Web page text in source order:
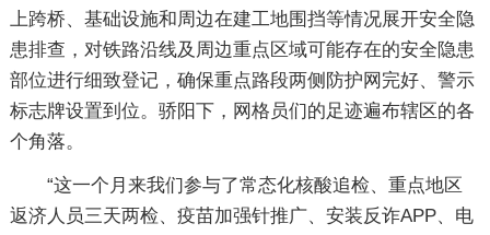
上跨桥、基础设施和周边在建工地围挡等情况展开安全隐
患排查，对铁路沿线及周边重点区域可能存在的安全隐患
部位进行细致登记，确保重点路段两侧防护网完好、警示
标志牌设置到位。骄阳下，网格员们的足迹遍布辖区的各
个角落。
“这一个月来我们参与了常态化核酸追检、重点地区
返济人员三天两检、疫苗加强针推广、安装反诈APP、电